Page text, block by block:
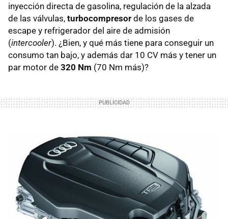
inyección directa de gasolina, regulación de la alzada
de las válvulas, turbocompresor de los gases de
escape y refrigerador del aire de admisión
(intercooler). ¿Bien, y qué más tiene para conseguir un
consumo tan bajo, y además dar 10 CV más y tener un
par motor de 320 Nm (70 Nm más)?